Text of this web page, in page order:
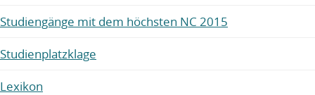
Studiengänge mit dem höchsten NC 2015
Studienplatzklage
Lexikon